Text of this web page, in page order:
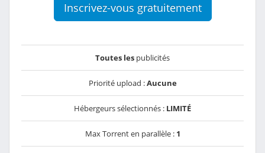
Inscrivez-vous gratuitement
Toutes les publicités
Priorité upload :Aucune
Hébergeurs sélectionnés : LIMITÉ
Max Torrent en parallèle : 1